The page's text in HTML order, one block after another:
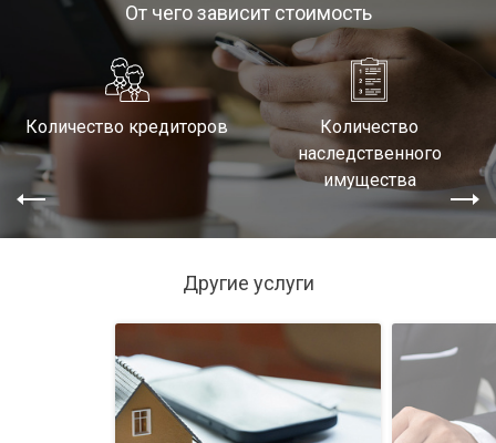
От чего зависит стоимость
Количество кредиторов
Количество
наследственного
имущества
Другие услуги